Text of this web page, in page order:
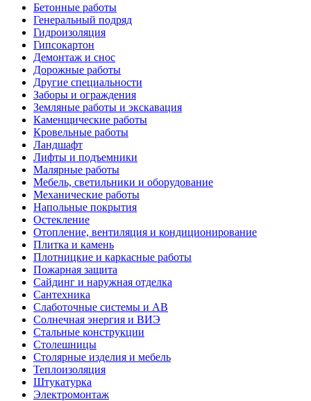
Бетонные работы
Генеральный подряд
Гидроизоляция
Гипсокартон
Демонтаж и снос
Дорожные работы
Другие специальности
Заборы и ограждения
Земляные работы и экскавация
Каменщические работы
Кровельные работы
Ландшафт
Лифты и подъемники
Малярные работы
Мебель, светильники и оборудование
Механические работы
Напольные покрытия
Остекление
Отопление, вентиляция и кондиционирование
Плитка и камень
Плотницкие и каркасные работы
Пожарная защита
Сайдинг и наружная отделка
Сантехника
Слаботочные системы и АВ
Солнечная энергия и ВИЭ
Стальные конструкции
Столешницы
Столярные изделия и мебель
Теплоизоляция
Штукатурка
Электромонтаж